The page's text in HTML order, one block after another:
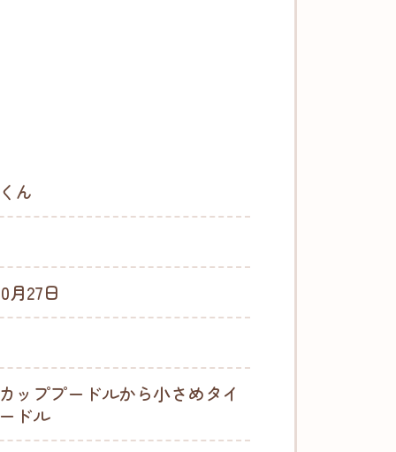
ん
月27日
ッププードルから小さめタイ
ドル